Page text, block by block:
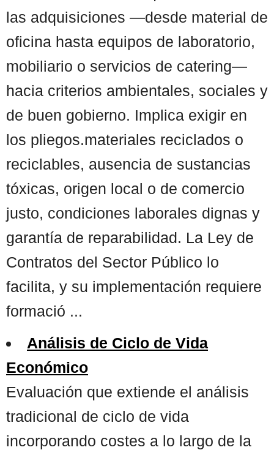
las adquisiciones —desde material de
oficina hasta equipos de laboratorio,
mobiliario o servicios de catering—
hacia criterios ambientales, sociales y
de buen gobierno. Implica exigir en
los pliegos.materiales reciclados o
reciclables, ausencia de sustancias
tóxicas, origen local o de comercio
justo, condiciones laborales dignas y
garantía de reparabilidad. La Ley de
Contratos del Sector Público lo
facilita, y su implementación requiere
formació ...
Análisis de Ciclo de Vida
Económico
Evaluación que extiende el análisis
tradicional de ciclo de vida
incorporando costes a lo largo de la